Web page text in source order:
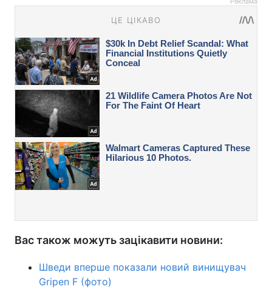
Вас також можуть зацікавити новини:
Шведи вперше показали новий винищувач
Gripen F (фото)